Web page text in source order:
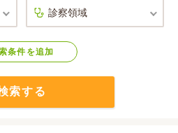
条件 を追加
索する